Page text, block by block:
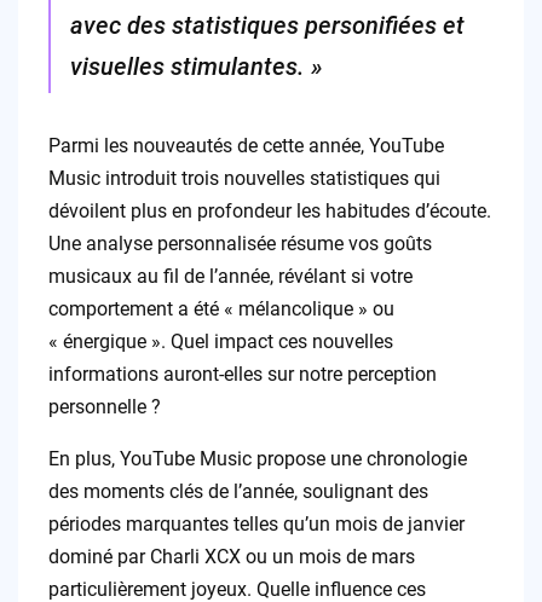
avec des statistiques personifiées et
visuelles stimulantes. »
Parmi les nouveautés de cette année, YouTube
Music introduit trois nouvelles statistiques qui
dévoilent plus en profondeur les habitudes d’écoute.
Une analyse personnalisée résume vos goûts
musicaux au fil de l’année, révélant si votre
comportement a été « mélancolique » ou
« énergique ». Quel impact ces nouvelles
informations auront-elles sur notre perception
personnelle ?
En plus, YouTube Music propose une chronologie
des moments clés de l’année, soulignant des
périodes marquantes telles qu’un mois de janvier
dominé par Charli XCX ou un mois de mars
particulièrement joyeux. Quelle influence ces